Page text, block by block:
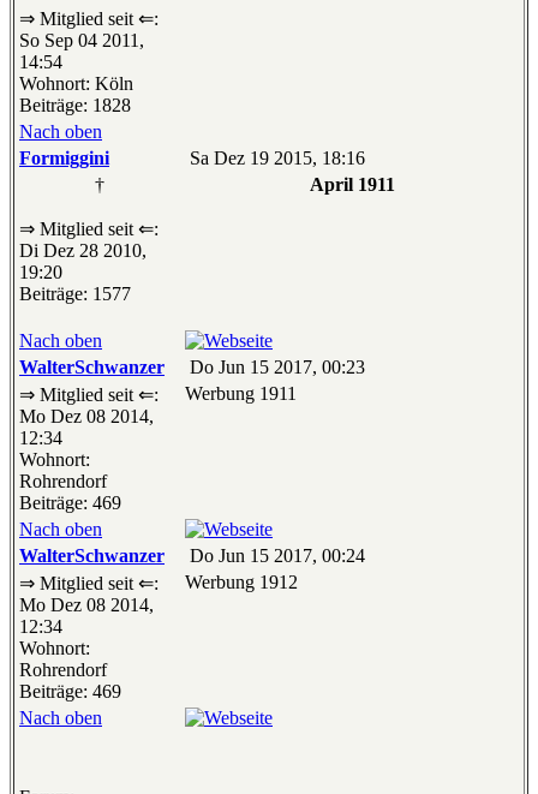
⇒ Mitglied seit ⇐:
So Sep 04 2011,
14:54
Wohnort: Köln
Beiträge: 1828
Nach oben
Formiggini
Sa Dez 19 2015, 18:16
†
⇒ Mitglied seit ⇐:
Di Dez 28 2010,
19:20
Beiträge: 1577
April 1911
Nach oben
WalterSchwanzer
Do Jun 15 2017, 00:23
⇒ Mitglied seit ⇐:
Mo Dez 08 2014,
12:34
Wohnort:
Rohrendorf
Beiträge: 469
Werbung 1911
Nach oben
WalterSchwanzer
Do Jun 15 2017, 00:24
⇒ Mitglied seit ⇐:
Mo Dez 08 2014,
12:34
Wohnort:
Rohrendorf
Beiträge: 469
Werbung 1912
Nach oben